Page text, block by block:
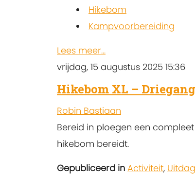
Hikebom
Kampvoorbereiding
Lees meer...
vrijdag, 15 augustus 2025 15:36
Hikebom XL –
Robin Bastiaan
Bereid in ploegen een
hikebom bereidt.
Gepubliceerd in Activiteit,